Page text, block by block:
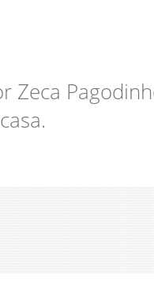
Zeca